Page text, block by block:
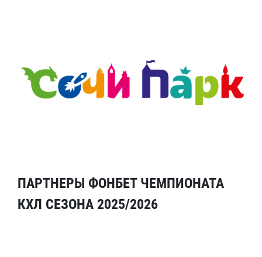
ПАРТНЕРЫ ФОНБЕТ ЧЕМПИОНАТА
КХЛ СЕЗОНА 2025/2026